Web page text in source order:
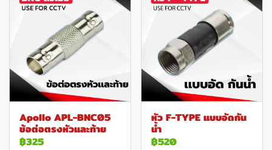
Apollo APL-BNC05
ข้อต่อตรงหัวและท้าย
฿325
หัว F-TYPE แบบอัดกัน
น้ำ
฿520